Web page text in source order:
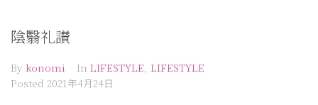
陰翳礼讃
By konomi In LIFESTYLE, LIFESTYLE
Posted 2021年4月24日